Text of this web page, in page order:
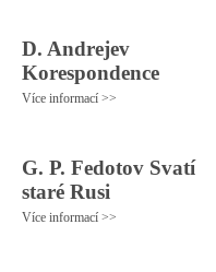
D. Andrejev
Korespondence
Více informací >>
G. P. Fedotov Svatí
staré Rusi
Více informací >>